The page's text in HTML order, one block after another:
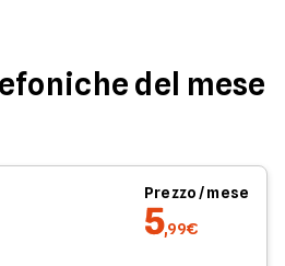
del mese
Prezzo / mese
5,99€